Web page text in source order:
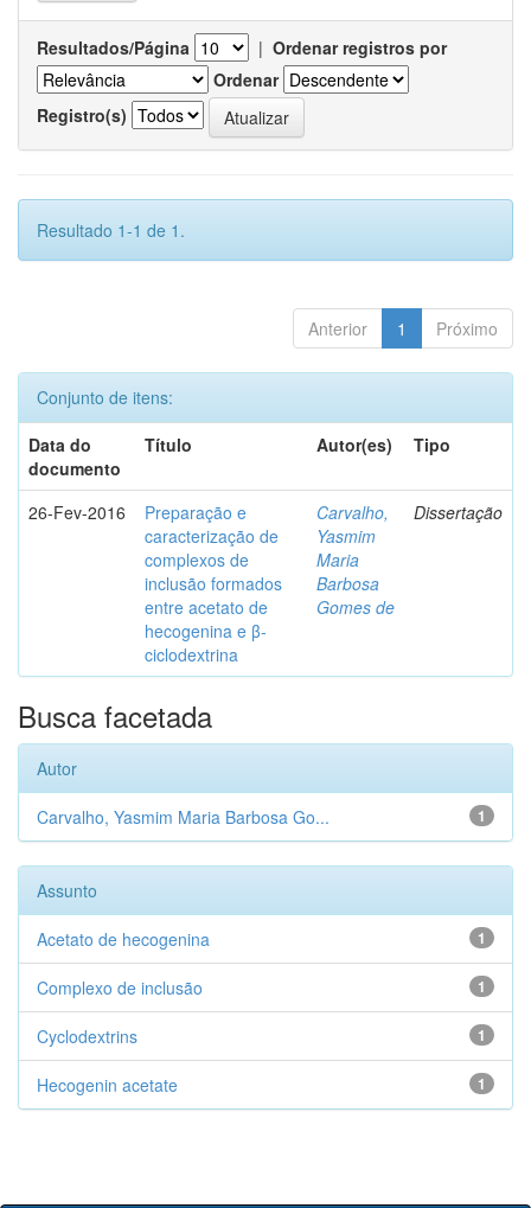
Resultados/Página | Ordenar registros por
Ordenar
Registro(s)
Resultado 1-1 de 1.
Anterior 1 Próximo
Conjunto de itens:
Data do
documento
Título Autor(es) Tipo
26-Fev-2016
Preparação e
caracterização de
complexos de
inclusão formados
entre acetato de
hecogenina e β-
ciclodextrina
Carvalho,
Yasmim
Maria
Barbosa
Gomes de
Dissertação
Busca facetada
Autor
1
Carvalho, Yasmim Maria Barbosa Go...
Assunto
1
Acetato de hecogenina
1
Complexo de inclusão
1
Cyclodextrins
1
Hecogenin acetate